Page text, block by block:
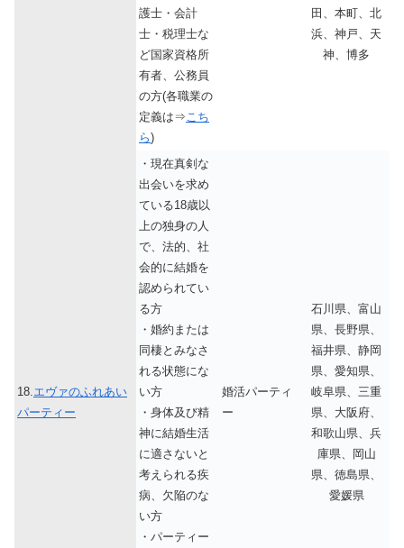
護士・会計
士・税理士な
ど国家資格所
有者、公務員
の方(各職業の
定義は⇒ こち
ら)
田、本町、北
浜、神戸、天
神、博多
18. エヴァのふれあい
パーティー
・現在真剣な
出会いを求め
ている18歳以
上の独身の人
で、法的、社
会的に結婚を
認められてい
る方
・婚約または
同棲とみなさ
れる状態にな
い方
・身体及び精
神に結婚生活
に適さないと
考えられる疾
病、欠陥のな
い方
・パーティー
婚活パーティ
ー
石川県、富山
県、長野県、
福井県、静岡
県、愛知県、
岐阜県、三重
県、大阪府、
和歌山県、兵
庫県、岡山
県、徳島県、
愛媛県